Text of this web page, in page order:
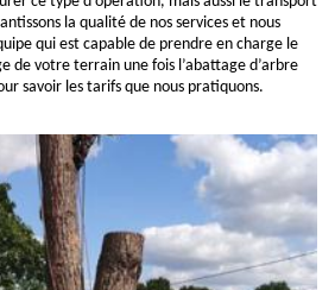
la qualité de nos services et nous
qui est capable de prendre en charge le
de votre terrain une fois l’abattage d’arbre
savoir les tarifs que nous pratiquons.